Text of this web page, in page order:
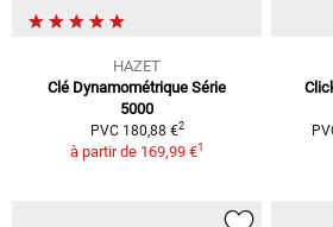
HAZET
Clé Dynamométrique Série
5000
PVC 180,88 €2
à partir de 169,99 €1